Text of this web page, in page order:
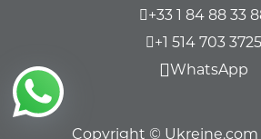
+33 1 84 88 33
+1 514 703 3725
WhatsApp
Copyright © Ukreine.com